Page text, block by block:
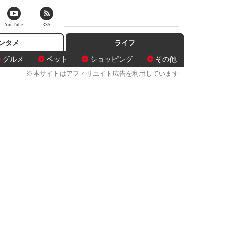
タメ
ライフ
グルメ
ペット ショッピング その他
※本サイトはアフィリエイト広告を利用しています
YouTube RSS